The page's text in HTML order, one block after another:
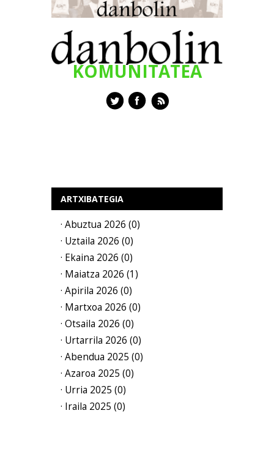
KOMUNITATEA
ARTXIBATEGIA
· Abuztua 2026 (0)
· Uztaila 2026 (0)
· Ekaina 2026 (0)
· Maiatza 2026 (1)
· Apirila 2026 (0)
· Martxoa 2026 (0)
· Otsaila 2026 (0)
· Urtarrila 2026 (0)
· Abendua 2025 (0)
· Azaroa 2025 (0)
· Urria 2025 (0)
· Iraila 2025 (0)